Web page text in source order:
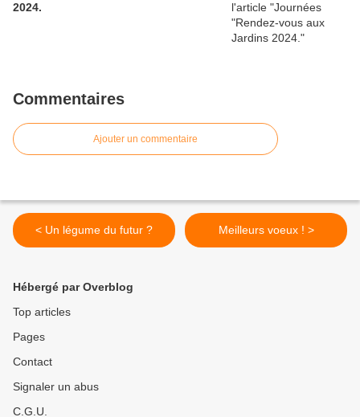
2024.
Commentaires
Ajouter un commentaire
< Un légume du futur ? Meilleurs voeux ! >
Hébergé par Overblog
Top articles
Pages
Contact
Signaler un abus
C.G.U.